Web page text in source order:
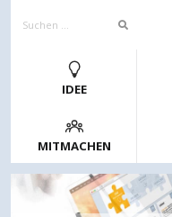
IDEE
MITMACHEN